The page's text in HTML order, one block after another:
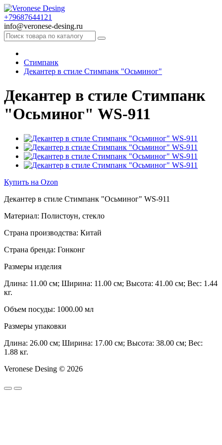
+79687644121
info@veronese-desing.ru
Стимпанк
Декантер в стиле Стимпанк "Осьминог"
Декантер в стиле Стимпанк
"Осьминог" WS-911
Купить на Ozon
Декантер в стиле Стимпанк "Осьминог" WS-911
Материал: Полистоун, стекло
Страна производства: Китай
Страна бренда: Гонконг
Размеры изделия
Длина: 11.00 см; Ширина: 11.00 см; Высота: 41.00 см; Вес: 1.44
кг.
Объем посуды: 1000.00 мл
Размеры упаковки
Длина: 26.00 см; Ширина: 17.00 см; Высота: 38.00 см; Вес:
1.88 кг.
Veronese Desing © 2026